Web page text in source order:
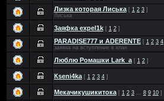
Лизка которая Лиська [ 1 2 3]
Лиська
3аяфка expel1k [ 1 2]
PARADISE777 и ADERENTE [ 1 2 3 4
заявка на вступление в клан
Люблю Ромашки Lark_a [ 1 2]
Кseni4ka [ 1 2 3 4]
Мекачикушикитока [ 1 2 3… 8 9 10]